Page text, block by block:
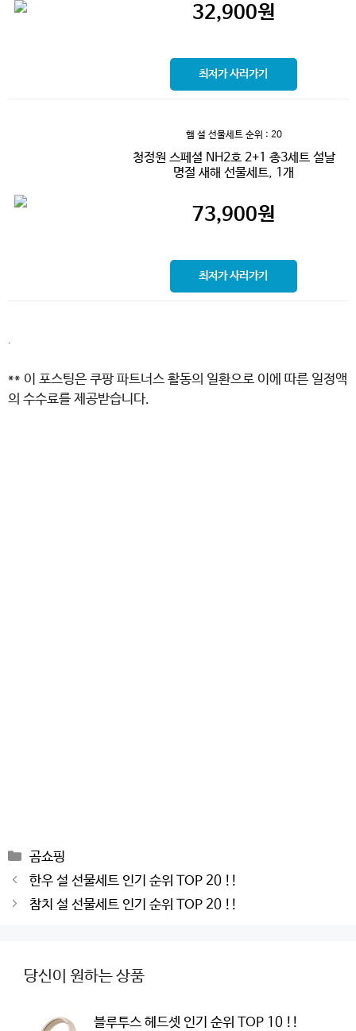
32,900원
최저가 사러가기
햄 설 선물세트순위 : 20
청정원 스페셜 NH2호 2+1 총3세트 설날
명절 새해 선물세트, 1개
73,900원
최저가 사러가기
.
** 이 포스팅은 쿠팡 파트너스 활동의 일환으로 이에 따른 일정액
의 수수료를 제공받습니다.
Categories
곰쇼핑
Post
navigation
한우 설 선물세트 인기 순위 TOP 20 !!
참치 설 선물세트 인기 순위 TOP 20 !!
당신이 원하는 상품
블루투스 헤드셋 인기 순위 TOP 10 !!